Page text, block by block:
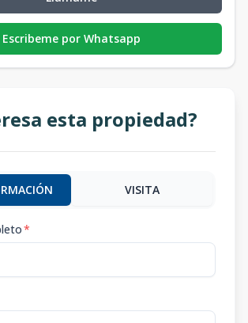
Escribeme por Whatsapp
esta propiedad?
VISITA
*